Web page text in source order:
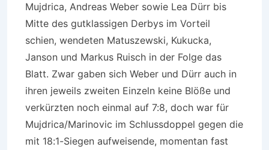
Mujdrica, Andreas Weber sowie Lea Dürr bis
Mitte des gutklassigen Derbys im Vorteil
schien, wendeten Matuszewski, Kukucka,
Janson und Markus Ruisch in der Folge das
Blatt. Zwar gaben sich Weber und Dürr auch in
ihren jeweils zweiten Einzeln keine Blöße und
verkürzten noch einmal auf 7:8, doch war für
Mujdrica/Marinovic im Schlussdoppel gegen die
mit 18:1-Siegen aufweisende, momentan fast